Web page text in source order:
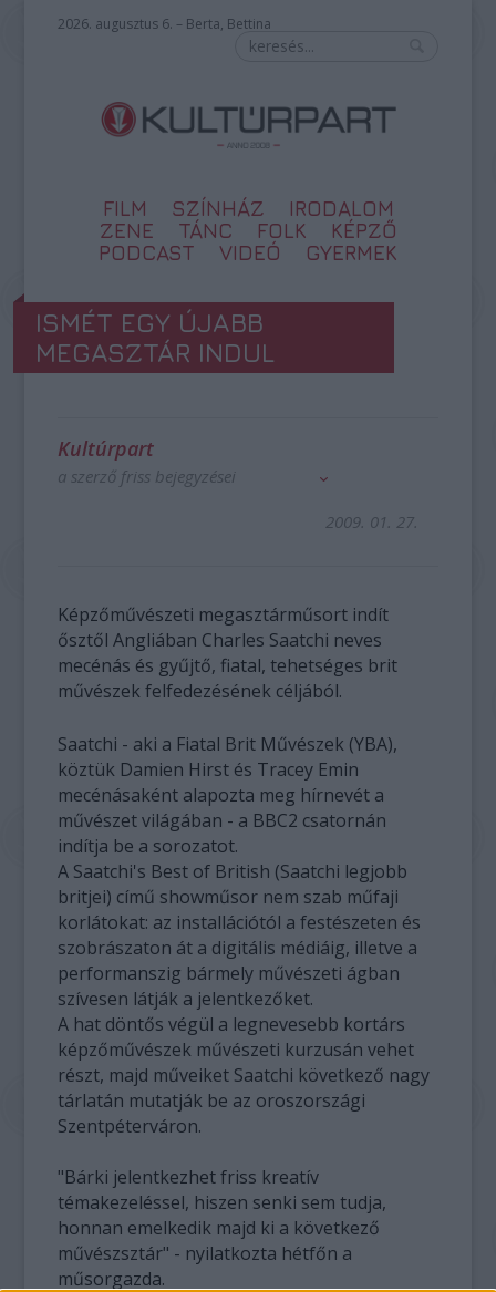
2026. augusztus 6. – Berta, Bettina
FILM SZÍNHÁZ
IRODALOM
ZENE
TÁNC FOLK
KÉPZŐ
PODCAST
VIDEÓ GYERMEK
ISMÉT EGY ÚJABB
MEGASZTÁR INDUL
Kultúrpart
a szerző friss bejegyzései
2009. 01. 27.
Képzőművészeti megasztárműsort indít
ősztől Angliában Charles Saatchi neves
mecénás és gyűjtő, fiatal, tehetséges brit
művészek felfedezésének céljából.
Saatchi - aki a Fiatal Brit Művészek (YBA),
köztük Damien Hirst és Tracey Emin
mecénásaként alapozta meg hírnevét a
művészet világában - a BBC2 csatornán
indítja be a sorozatot.
A Saatchi's Best of British (Saatchi legjobb
britjei) című showműsor nem szab műfaji
korlátokat: az installációtól a festészeten és
szobrászaton át a digitális médiáig, illetve a
performanszig bármely művészeti ágban
szívesen látják a jelentkezőket.
A hat döntős végül a legnevesebb kortárs
képzőművészek művészeti kurzusán vehet
részt, majd műveiket Saatchi következő nagy
tárlatán mutatják be az oroszországi
Szentpéterváron.
"Bárki jelentkezhet friss kreatív
témakezeléssel, hiszen senki sem tudja,
honnan emelkedik majd ki a következő
művészsztár" - nyilatkozta hétfőn a
műsorgazda.